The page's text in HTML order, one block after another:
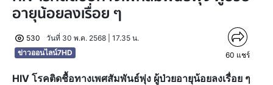
อายุน้อยลงเรื่อย ๆ
530
วันที่ 30 พ.ค. 2568 | 17.35 น.
ข่าวออนไลน์7HD
60 แชร์
HIV โรคติดชื้อทางเพศสัมพันธ์พุ่ง ผู้ป่วยอายุน้อยลงเรื่อย ๆ